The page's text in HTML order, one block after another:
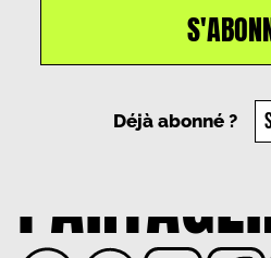
Déjà abonné ?
Estelle